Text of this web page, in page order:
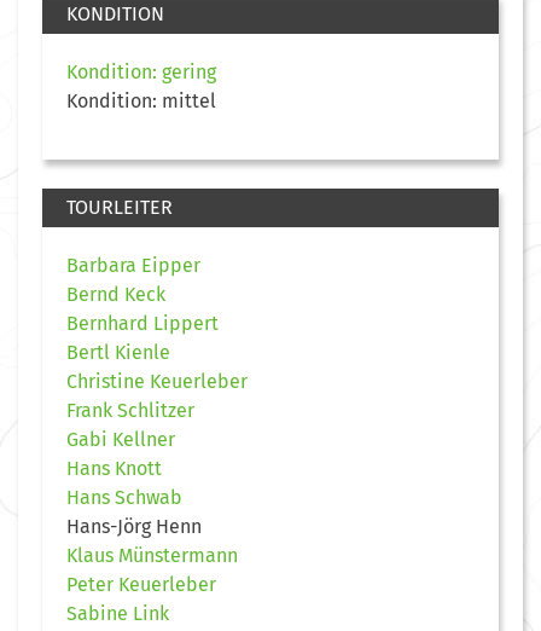
KONDITION
Kondition: gering
Kondition: mittel
TOURLEITER
Barbara Eipper
Bernd Keck
Bernhard Lippert
Bertl Kienle
Christine Keuerleber
Frank Schlitzer
Gabi Kellner
Hans Knott
Hans Schwab
Hans-Jörg Henn
Klaus Münstermann
Peter Keuerleber
Sabine Link